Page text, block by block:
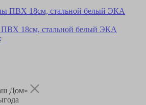
18см, стальной белый ЭКА
Дом»